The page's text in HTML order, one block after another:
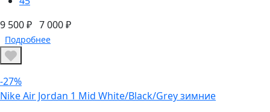
9 500 ₽ 7 000 ₽
Подробнее
-27%
Nike Air Jordan 1 Mid White/Black/Grey зимние